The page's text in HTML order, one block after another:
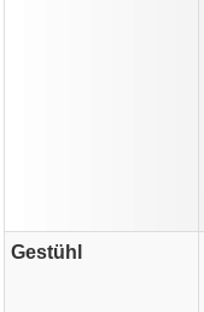
Gestühl